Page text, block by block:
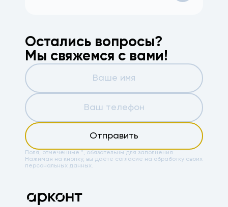
Остались вопросы?
Мы свяжемся с вами!
Отправить
Поля, отмеченные *, обязательны для заполнения.
Нажимая на кнопку, вы даёте согласие на обработку своих
персональных данных.